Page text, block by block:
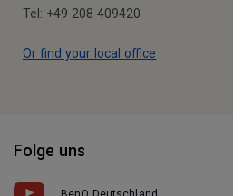
Tel: +49 208 409420
Or find your local office
Folge uns